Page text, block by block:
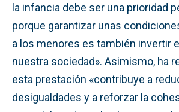
la infancia debe ser una prioridad
porque garantizar unas
a los menores es también invertir
nuestra sociedad». Asimismo, ha
esta prestación «contribuye a
desigualdades y a reforzar la